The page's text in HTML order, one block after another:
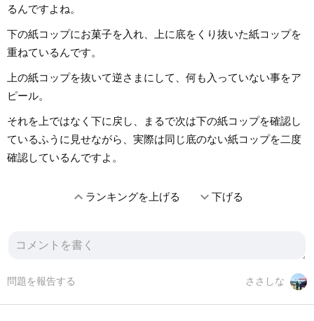
るんですよね。
下の紙コップにお菓子を入れ、上に底をくり抜いた紙コップを
重ねているんです。
上の紙コップを抜いて逆さまにして、何も入っていない事をア
ピール。
それを上ではなく下に戻し、まるで次は下の紙コップを確認し
ているふうに見せながら、実際は同じ底のない紙コップを二度
確認しているんですよ。
expand_lessランキングを上げる expand_more下げる
ささしな
問題を報告する